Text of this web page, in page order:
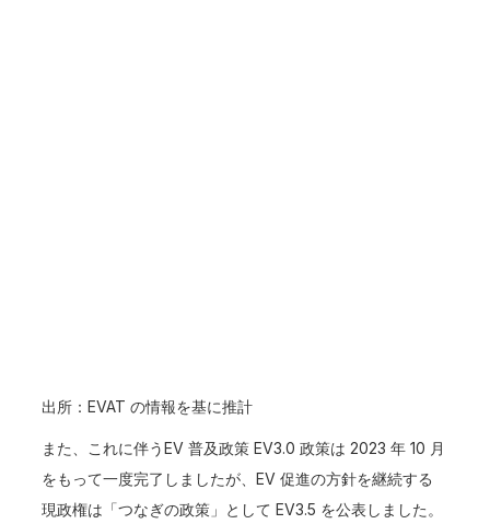
出所：EVAT の情報を基に推計
また、これに伴うEV 普及政策 EV3.0 政策は 2023 年 10 月
をもって一度完了しましたが、EV 促進の方針を継続する
現政権は「つなぎの政策」として EV3.5 を公表しました。